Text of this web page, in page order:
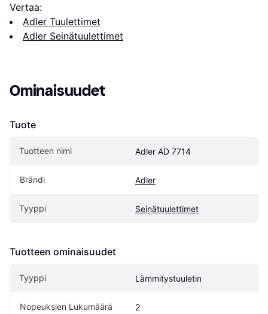
Vertaa:
Adler Tuulettimet
Adler Seinätuulettimet
Ominaisuudet
Tuote
Tuotteen nimi Adler AD 7714
Brändi Adler
Tyyppi Seinätuulettimet
Tuotteen ominaisuudet
Tyyppi Lämmitystuuletin
Nopeuksien Lukumäärä 2